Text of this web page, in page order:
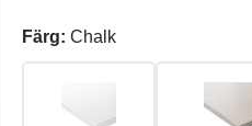
Färg: Chalk